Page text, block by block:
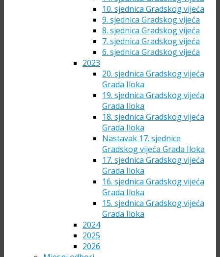
10. sjednica Gradskog vijeća
9. sjednica Gradskog vijeća
8. sjednica Gradskog vijeća
7. sjednica Gradskog vijeća
6. sjednica Gradskog vijeća
2023
20. sjednica Gradskog vijeća
Grada Iloka
19. sjednica Gradskog vijeća
Grada Iloka
18. sjednica Gradskog vijeća
Grada Iloka
Nastavak 17. sjednice
Gradskog vijeća Grada Iloka
17. sjednica Gradskog vijeća
Grada Iloka
16. sjednica Gradskog vijeća
Grada Iloka
15. sjednica Gradskog vijeća
Grada Iloka
2024
2025
2026